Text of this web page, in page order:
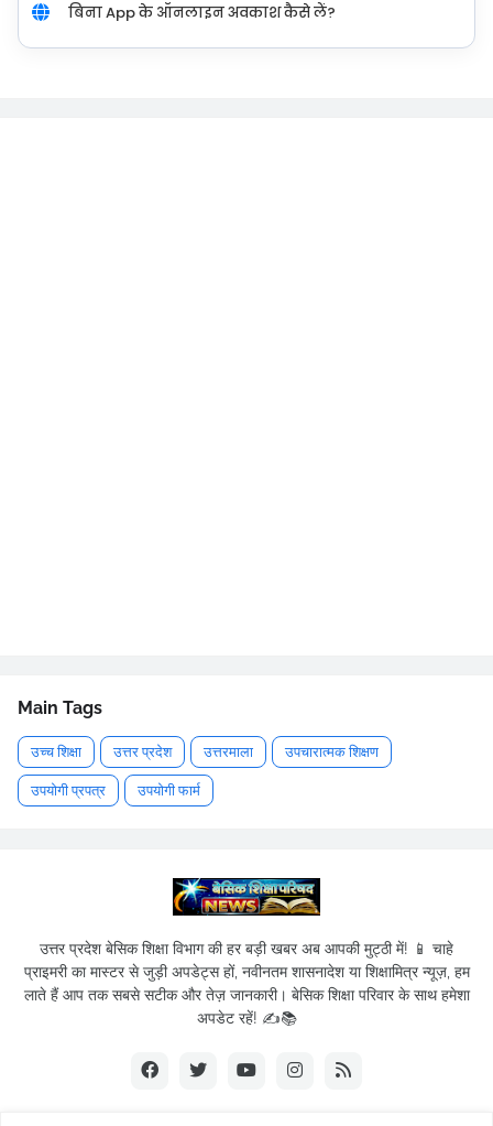
बिना App के ऑनलाइन अवकाश कैसे लें?
Main Tags
उच्च शिक्षा उत्तर प्रदेश उत्तरमाला उपचारात्मक शिक्षण
उपयोगी प्रपत्र उपयोगी फार्म
उत्तर प्रदेश बेसिक शिक्षा विभाग की हर बड़ी खबर अब आपकी मुट्ठी में! 📱 चाहे
प्राइमरी का मास्टर से जुड़ी अपडेट्स हों, नवीनतम शासनादेश या शिक्षामित्र न्यूज़, हम
लाते हैं आप तक सबसे सटीक और तेज़ जानकारी। बेसिक शिक्षा परिवार के साथ हमेशा
अपडेट रहें! ✍️📚